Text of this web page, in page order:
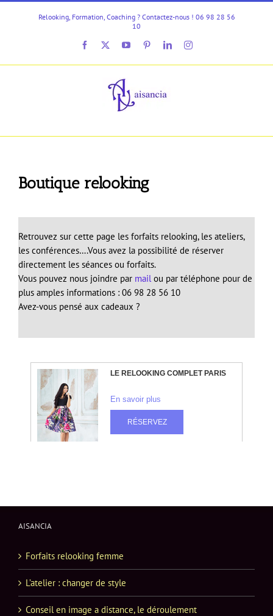
Relooking, Formation, Coaching ? Contactez-nous ! 06 98 28 56
10
Facebook YouTubePinterestLinkedInInstagram
Boutique relooking
Retrouvez sur cette page les forfaits relooking, les ateliers,
les conférences….Vous avez la possibilité de réserver
directement les séances ou forfaits.
Vous pouvez nous joindre par mail ou par téléphone pour de
plus amples informations : 06 98 28 56 10
Avez-vous pensé aux cadeaux ?
AISANCIA
Forfaits relooking femme
L’atelier : changer de style
Conseil en image a distance, le déroulement